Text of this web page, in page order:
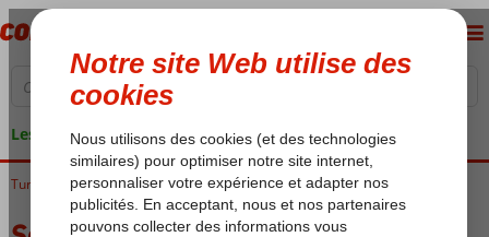
Les garanties de vacances
Turquie Côte Égéenne Bodrum Gumbet Salinas Beach